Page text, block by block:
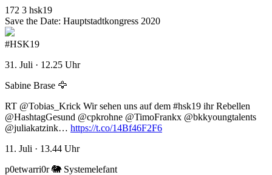
172 3 hsk19
Save the Date: Hauptstadtkongress 2020
#HSK19
31. Juli · 12.25 Uhr
Sabine Brase 🦅
RT @Tobias_Krick Wir sehen uns auf dem #hsk19 ihr Rebellen
@HashtagGesund @cpkrohne @TimoFrankx @bkkyoungtalents
@juliakatzink… https://t.co/14Bf46F2F6
11. Juli · 13.44 Uhr
p0etwarri0r 🐘 Systemelefant